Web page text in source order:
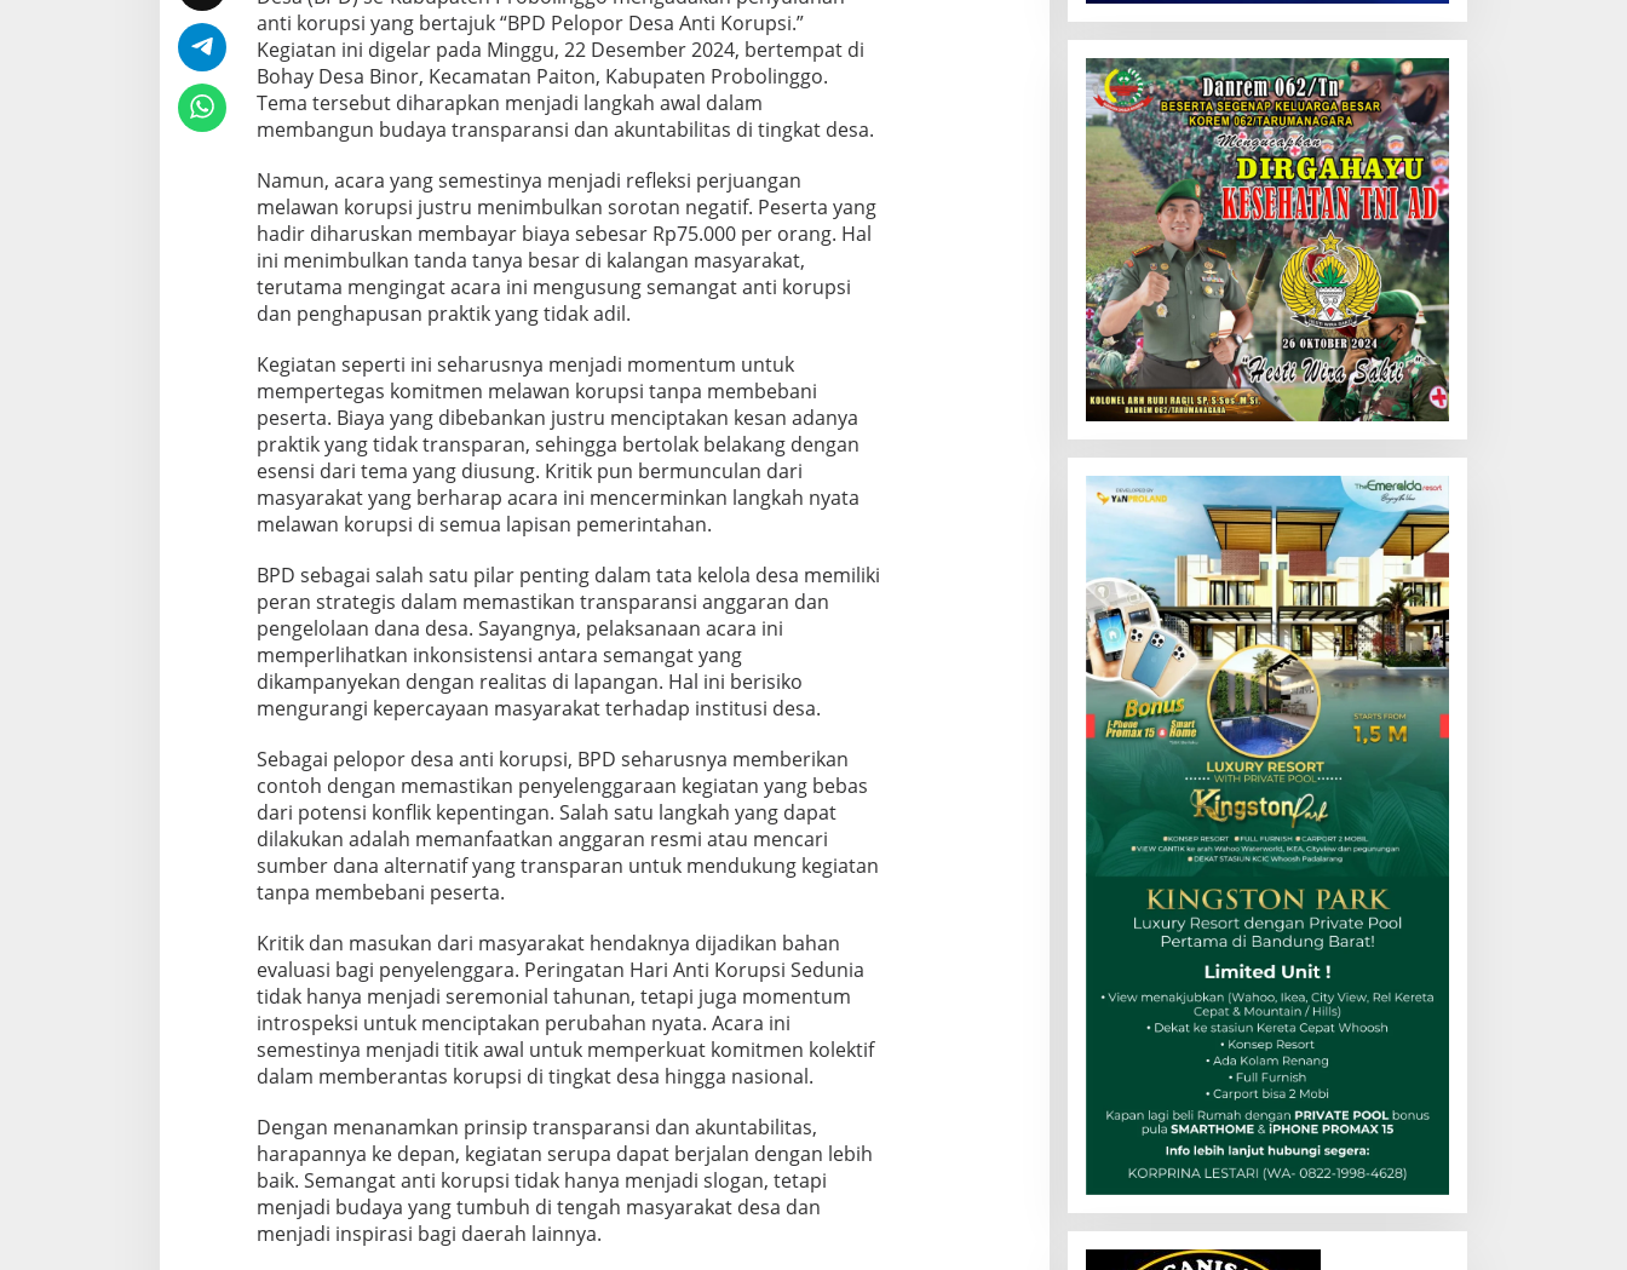
anti korupsi yang bertajuk “BPD Pelopor Desa Anti Korupsi.”
Kegiatan ini digelar pada Minggu, 22 Desember 2024, bertempat di
Bohay Desa Binor, Kecamatan Paiton, Kabupaten Probolinggo.
Tema tersebut diharapkan menjadi langkah awal dalam
membangun budaya transparansi dan akuntabilitas di tingkat desa.
Namun, acara yang semestinya menjadi refleksi perjuangan
melawan korupsi justru menimbulkan sorotan negatif. Peserta yang
hadir diharuskan membayar biaya sebesar Rp75.000 per orang. Hal
ini menimbulkan tanda tanya besar di kalangan masyarakat,
terutama mengingat acara ini mengusung semangat anti korupsi
dan penghapusan praktik yang tidak adil.
Kegiatan seperti ini seharusnya menjadi momentum untuk
mempertegas komitmen melawan korupsi tanpa membebani
peserta. Biaya yang dibebankan justru menciptakan kesan adanya
praktik yang tidak transparan, sehingga bertolak belakang dengan
esensi dari tema yang diusung. Kritik pun bermunculan dari
masyarakat yang berharap acara ini mencerminkan langkah nyata
melawan korupsi di semua lapisan pemerintahan.
BPD sebagai salah satu pilar penting dalam tata kelola desa memiliki
peran strategis dalam memastikan transparansi anggaran dan
pengelolaan dana desa. Sayangnya, pelaksanaan acara ini
memperlihatkan inkonsistensi antara semangat yang
dikampanyekan dengan realitas di lapangan. Hal ini berisiko
mengurangi kepercayaan masyarakat terhadap institusi desa.
Sebagai pelopor desa anti korupsi, BPD seharusnya memberikan
contoh dengan memastikan penyelenggaraan kegiatan yang bebas
dari potensi konflik kepentingan. Salah satu langkah yang dapat
dilakukan adalah memanfaatkan anggaran resmi atau mencari
sumber dana alternatif yang transparan untuk mendukung kegiatan
tanpa membebani peserta.
Kritik dan masukan dari masyarakat hendaknya dijadikan bahan
evaluasi bagi penyelenggara. Peringatan Hari Anti Korupsi Sedunia
tidak hanya menjadi seremonial tahunan, tetapi juga momentum
introspeksi untuk menciptakan perubahan nyata. Acara ini
semestinya menjadi titik awal untuk memperkuat komitmen kolektif
dalam memberantas korupsi di tingkat desa hingga nasional.
Dengan menanamkan prinsip transparansi dan akuntabilitas,
harapannya ke depan, kegiatan serupa dapat berjalan dengan lebih
baik. Semangat anti korupsi tidak hanya menjadi slogan, tetapi
menjadi budaya yang tumbuh di tengah masyarakat desa dan
menjadi inspirasi bagi daerah lainnya.